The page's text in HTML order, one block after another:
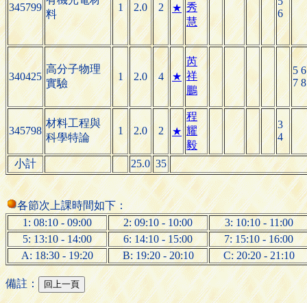
345799
料
1 2.0 2 ★ 秀
慧
6
340425
高分子物理
實驗
1 2.0 4 ★
芮
祥
鵬
5 6
7 8
345798
材料工程與
科學特論
1 2.0 2 ★
程
耀
毅
3
4
小計 25.0 35
各節次上課時間如下：
1: 08:10 - 09:00
2: 09:10 - 10:00
3: 10:10 - 11:00
5: 13:10 - 14:00
6: 14:10 - 15:00
7: 15:10 - 16:00
A: 18:30 - 19:20
B: 19:20 - 20:10 C: 20:20 - 21:10
備註：